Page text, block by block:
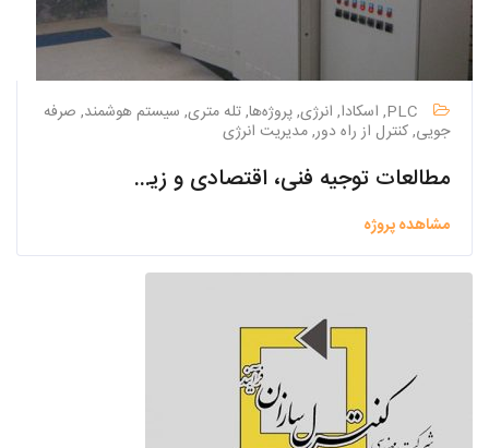
PLC, اسکادا, انرژی, پروژه‌ها, تله متری, سیستم هوشمند, صرفه
جویی, کنترل از راه دور, مدیریت انرژی
مطالعات توجیه فنی، اقتصادی و زیست محیطی شهر ونک
مشاهده پروژه